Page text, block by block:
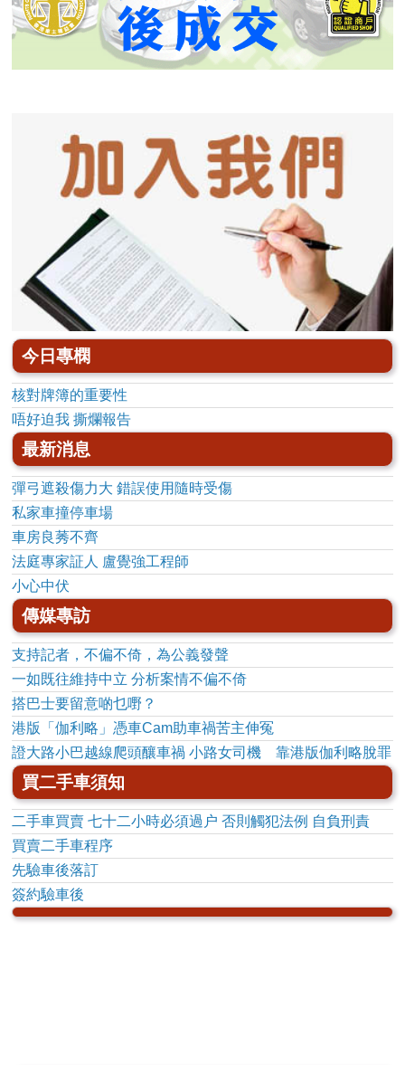
今日專㯗
核對牌簿的重要性
唔好迫我 撕爛報告
最新消息
彈弓遮殺傷力大 錯誤使用隨時受傷
私家車撞停車場
車房良莠不齊
法庭專家証人 盧覺強工程師
小心中伏
傳媒專訪
支持記者，不偏不倚，為公義發聲
一如既往維持中立 分析案情不偏不倚
搭巴士要留意啲乜嘢？
港版「伽利略」憑車Cam助車禍苦主伸冤
證大路小巴越線爬頭釀車禍 小路女司機 靠港版伽利略脫罪
買二手車須知
二手車買賣 七十二小時必須過户 否則觸犯法例 自負刑責
買賣二手車程序
先驗車後落訂
簽約驗車後